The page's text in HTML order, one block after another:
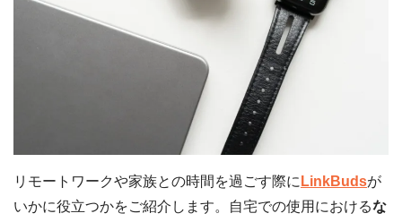
リモートワークや家族との時間を過ごす際に LinkBudsが
いかに役立つかをご紹介します。自宅での使用におけるな